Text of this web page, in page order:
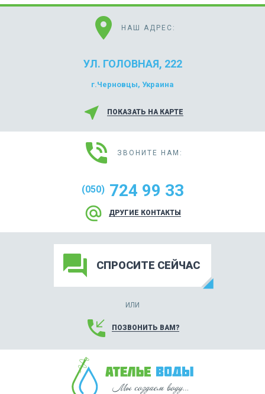
location_on НАШ АДРЕС:
УЛ. ГОЛОВНАЯ, 222
г.Черновцы, Украина
near_me ПОКАЗАТЬ НА КАРТЕ
phone_in_talk ЗВОНИТЕ НАМ:
(050) 724 99 33
alternate_email ДРУГИЕ КОНТАКТЫ
forum СПРОСИТЕ СЕЙЧАС
ИЛИ
phone_callback ПОЗВОНИТЬ ВАМ?